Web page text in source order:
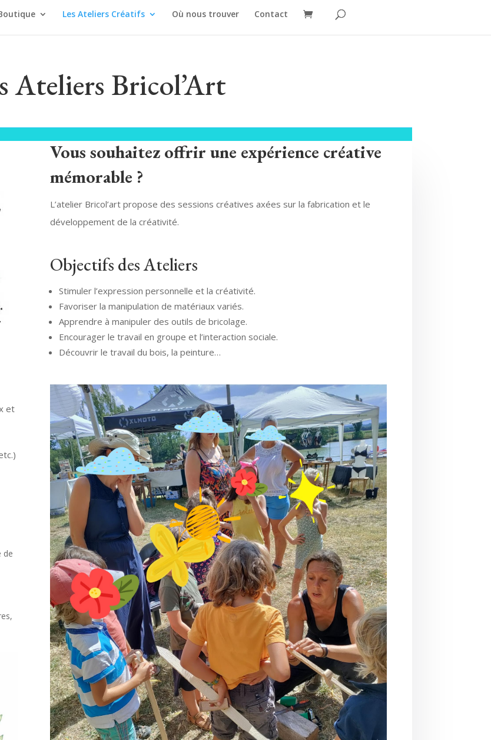
Les Ateliers Créatifs Où nous trouver Contact
Ateliers Bricol’Art
et
de
Vous souhaitez offrir une expérience créative
mémorable ?
L’atelier Bricol’art propose des sessions créatives axées sur la fabrication et le
développement de la créativité.
Objectifs des Ateliers
Stimuler l’expression personnelle et la créativité.
Favoriser la manipulation de matériaux variés.
Apprendre à manipuler des outils de bricolage.
Encourager le travail en groupe et l’interaction sociale.
Découvrir le travail du bois, la peinture…